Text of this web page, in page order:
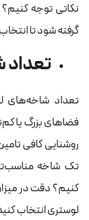
نکاتی توجه
گرفته شود تا
تعداد شاخه‌های
فضاهای بزرگ یا
روشنایی کافی
تک شاخه
کنیم؟ دقت در
لوستری انتخاب